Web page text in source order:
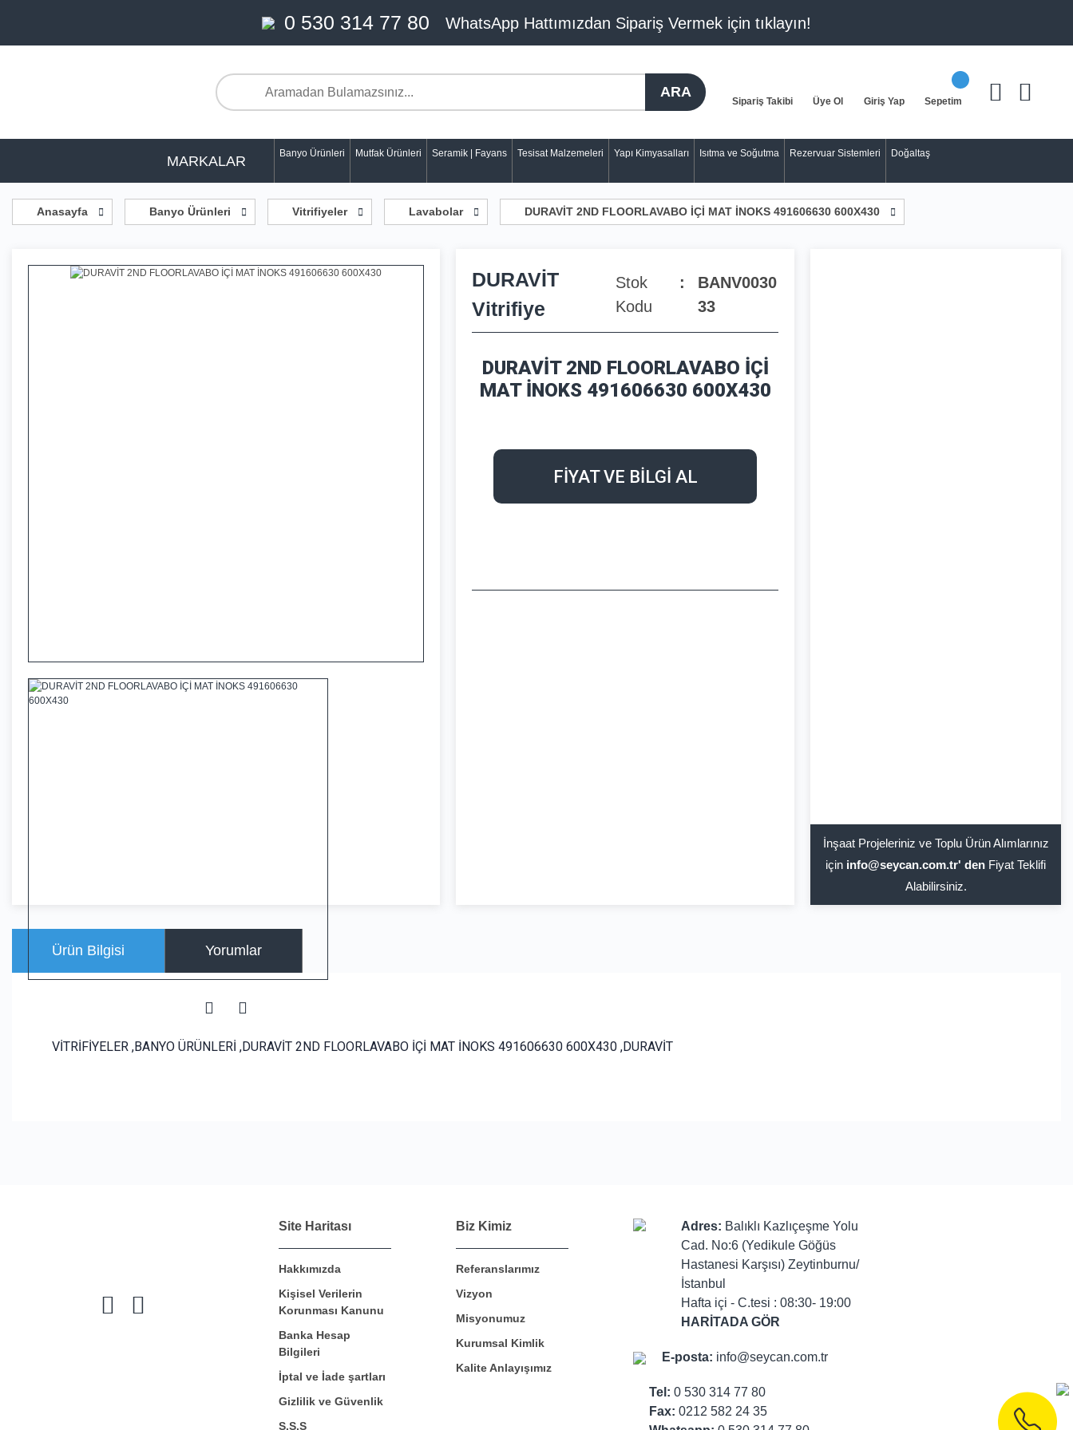
0 530 314 77 80 WhatsApp Hattımızdan Sipariş Vermek için tıklayın!
ARA
Sipariş Takibi Üye Ol Giriş Yap Sepetim
MARKALAR Banyo Ürünleri Mutfak Ürünleri Seramik | Fayans Tesisat Malzemeleri Yapı Kimyasalları Isıtma ve Soğutma Rezervuar Sistemleri Doğaltaş
Anasayfa Banyo Ürünleri Vitrifiyeler Lavabolar DURAVİT 2ND FLOORLAVABO İÇİ MAT İNOKS 491606630 600X430
DURAVİT
Vitrifiye
Stok
Kodu
BANV0030
33
DURAVİT 2ND FLOORLAVABO İÇİ
MAT İNOKS 491606630 600X430
FİYAT VE BİLGİ AL
İnşaat Projeleriniz ve Toplu Ürün Alımlarınız
için info@seycan.com.tr' den Fiyat Teklifi
Alabilirsiniz.
Ürün Bilgisi Yorumlar
VİTRİFİYELER ,BANYO ÜRÜNLERİ ,DURAVİT 2ND FLOORLAVABO İÇİ MAT İNOKS 491606630 600X430 ,DURAVİT
Bu ürüne ilk yorumu siz yapın!
Yorum Yaz
Site Haritası
Hakkımızda
Kişisel Verilerin
Korunması Kanunu
Banka Hesap
Bilgileri
İptal ve İade şartları
Gizlilik ve Güvenlik
S.S.S
Biz Kimiz
Referanslarımız
Vizyon
Misyonumuz
Kurumsal Kimlik
Kalite Anlayışımız
Adres: Balıklı Kazlıçeşme Yolu
Cad. No:6 (Yedikule Göğüs
Hastanesi Karşısı) Zeytinburnu/
İstanbul
Hafta içi - C.tesi : 08:30- 19:00
HARİTADA GÖR
E-posta: info@seycan.com.tr
Tel: 0 530 314 77 80
Fax: 0212 582 24 35